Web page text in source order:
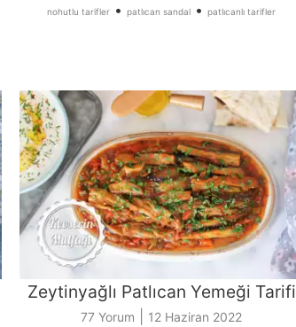
nohutlu tarifler • patlıcan sandal • patlıcanlı tarifler
Zeytinyağlı Patlıcan Yemeği Tarifi
77 Yorum 12 Haziran 2022